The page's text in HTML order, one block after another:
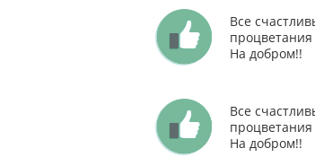
Все
На добром!!
Все
На добром!!